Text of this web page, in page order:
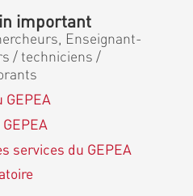
important
Enseignant-
/ techniciens /
services du GEPEA